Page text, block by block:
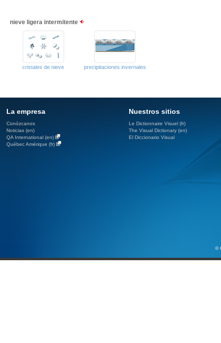
nieve ligera intermitente
cristales de nieve precipitaciones invernales
La empresa
Conózcanos
Noticias (en)
QA International (en)
Québec Amérique (fr)
Nuestros sitios
Le Dictionnaire Visuel (fr)
The Visual Dictionary (en)
El Diccionario Visual
©